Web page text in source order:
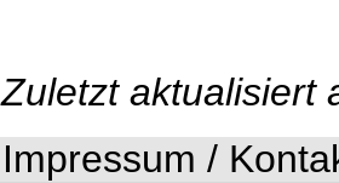
Zuletzt aktualisiert
Impressum /